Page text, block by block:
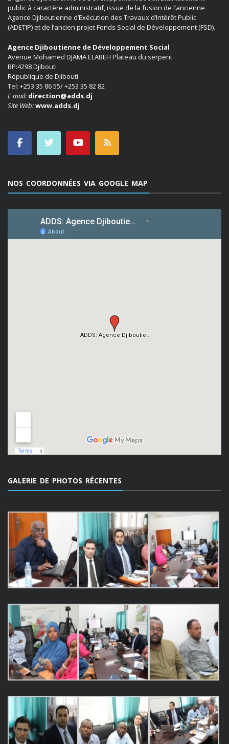
public à caractère administratif, issue de la fusion de l’ancienne
Agence Djiboutienne d’Exécution des Travaux d’Intérêt Public
(ADETIP) et de l’ancien projet Fonds Social de Développement (FSD).
Agence Djiboutienne de Développement Social
Avenue Mohamed DJAMA ELABEH Plateau du serpent
BP:4298 Djibouti
République de Djibouti
Tel: +253 35 86 55/ +253 35 82 82
E mail: direction@adds.dj
Site Web:www.adds.dj
NOS COORDONNÉES VIA GOOGLE MAP
GALERIE DE PHOTOS RÉCENTES